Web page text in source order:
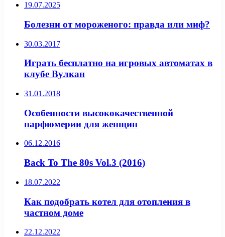
19.07.2025
Болезни от мороженого: правда или миф?
30.03.2017
Играть бесплатно на игровых автоматах в
клубе Вулкан
31.01.2018
Особенности высококачественной
парфюмерии для женщин
06.12.2016
Back To The 80s Vol.3 (2016)
18.07.2022
Как подобрать котел для отопления в
частном доме
22.12.2022